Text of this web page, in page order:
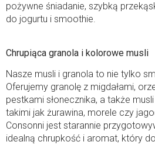
pożywne śniadanie, szybką
do jogurtu i smoothie.
Chrupiąca granola i kolorowe musli
Nasze musli i granola to nie tylko
Oferujemy granolę z migdałami,
pestkami słonecznika, a także
takimi jak żurawina, morele czy
Consonni jest starannie
idealną chrupkość i aromat, który